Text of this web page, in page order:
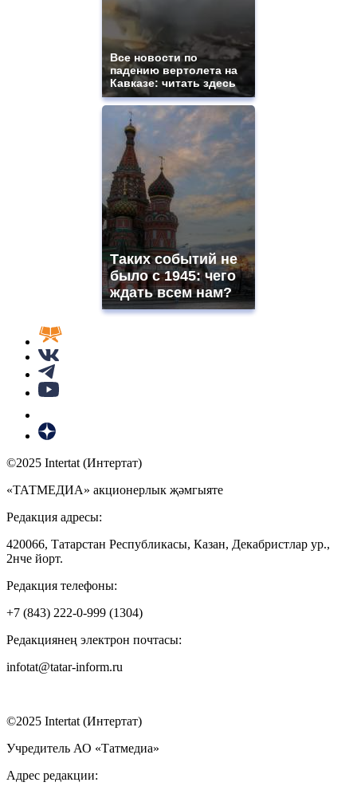
Все новости по
падению вертолета на
Кавказе: читать здесь
Таких событий не
было с 1945: чего
ждать всем нам?
©2025 Intertat (Интертат)
«ТАТМЕДИА» акционерлык җәмгыяте
Редакция адресы:
420066, Татарстан Республикасы, Казан, Декабристлар ур.,
2нче йорт.
Редакция телефоны:
+7 (843) 222-0-999 (1304)
Редакциянең электрон почтасы:
infotat@tatar-inform.ru
©2025 Intertat (Интертат)
Учредитель АО «Татмедиа»
Адрес редакции: